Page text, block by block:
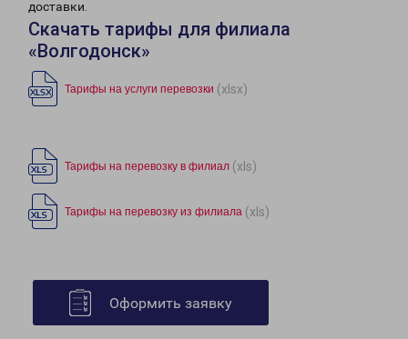
доставки.
Скачать тарифы для филиала
«Волгодонск»
Тарифы на услуги перевозки (xlsx)
Тарифы на перевозку в филиал (xls)
Тарифы на перевозку из филиала (xls)
Оформить заявку